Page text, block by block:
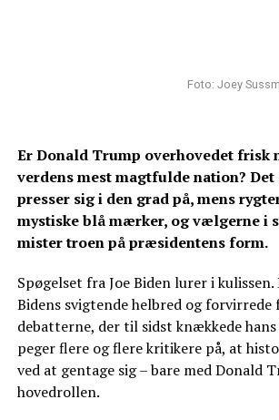
Foto: Joey
Er Donald Trump overhovedet frisk
verdens mest magtfulde nation?
presser sig i den grad på, mens
mystiske blå mærker, og vælgerne i
mister troen på præsidentens form.
Spøgelset fra Joe Biden lurer i
Bidens svigtende helbred og
debatterne, der til sidst knækkede hans
peger flere og flere kritikere på, at
ved at gentage sig – bare med Donald
hovedrollen.